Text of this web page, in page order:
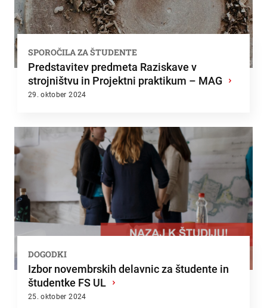
SPOROČILA ZA ŠTUDENTE
Predstavitev predmeta Raziskave v
strojništvu in Projektni praktikum – MAG ›
29. oktober 2024
DOGODKI
Izbor novembrskih delavnic za študente in
študentke FS UL ›
25. oktober 2024